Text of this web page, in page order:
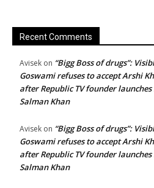
Recent Comments
Avisek on “Bigg Boss of drugs”:
Goswami refuses to accept Arshi
after Republic TV founder
Salman Khan
Avisek on “Bigg Boss of drugs”:
Goswami refuses to accept Arshi
after Republic TV founder
Salman Khan